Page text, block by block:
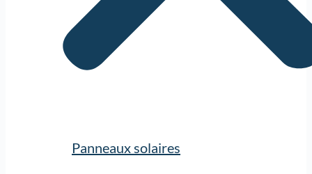
Panneaux solaires